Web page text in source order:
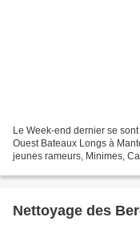
Le Week-end dernier se
Ouest Bateaux Longs à
jeunes rameurs, Minimes,
Nettoyage des